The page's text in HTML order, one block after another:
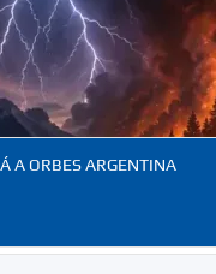
A ORBES ARGENTINA